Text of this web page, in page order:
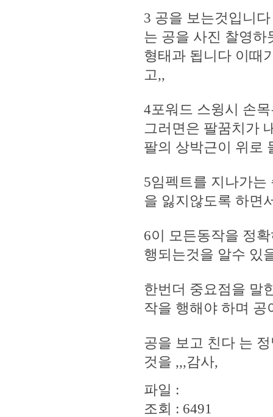
3 공을 보는것입니
는 공을 사진 찰영하
형태과 됩니다 이때
고,,
4포워드 스윙시 손
그러면은 팔꿈치가
팔의 상박근이 위로
5임펙트를 지나가는
을 잃지않도록 하면
6이 모든동작을 정
행되는것을 알수 있
한번더 중요점을 말
작을 행해야 하며 공
공을 보고 친다 는
것을 ,,,감사,
파일 :
조회 : 6491